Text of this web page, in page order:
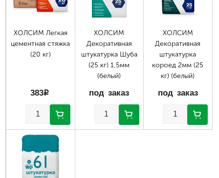
ХОЛСИМ Легкая
цементная стяжка
(20 кг)
383p
ХОЛСИМ
Декоративная
штукатурка Шуба
(25 кг) 1,5мм
(белый)
под заказ
ХОЛСИМ
Декоративная
штукатурка
короед 2мм (25
кг) (белый)
под заказ